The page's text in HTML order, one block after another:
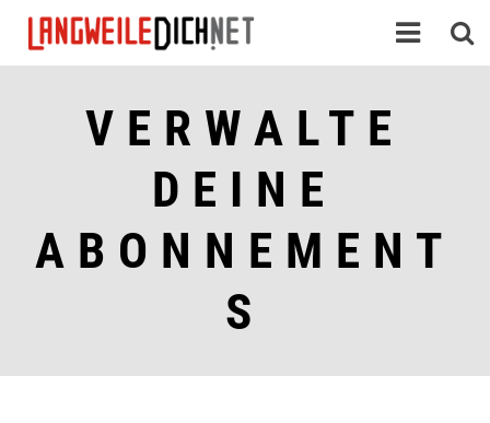
VERWALTE
DEINE
ABONNEMENT
S